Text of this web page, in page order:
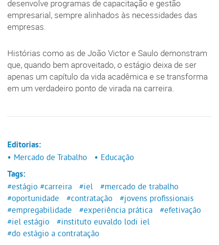
desenvolve programas de capacitação e gestão
empresarial, sempre alinhados às necessidades das
empresas.
Histórias como as de João Victor e Saulo demonstram
que, quando bem aproveitado, o estágio deixa de ser
apenas um capítulo da vida acadêmica e se transforma
em um verdadeiro ponto de virada na carreira.
Editorias:
• Mercado de Trabalho
• Educação
Tags:
#estágio #carreira #iel
#mercado de trabalho
#oportunidade
#contratação
#jovens profissionais
#empregabilidade
#experiência prática
#efetivação
#iel estágio
#instituto euvaldo lodi iel
#do estágio a contratação